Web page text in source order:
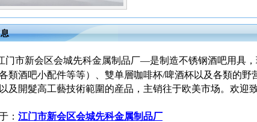
门市新会区会城先科金属制品厂—是制造不锈钢酒吧用具，
類酒吧小配件等等）、雙单層咖啡杯/啤酒杯以及各類的
及開髮高工藝技術範圍的産品，主销往于欧美市场。欢迎致
： 江门市新会区会城先科金属制品厂